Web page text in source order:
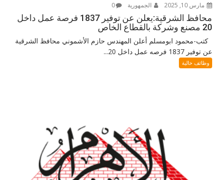
مارس 10, 2025 الجمهورية 0
محافظ الشرقية:يعلن عن توفير 1837 فرصة عمل داخل
20 مصنع وشركة بالقطاع الخاص
كتب-محمود ابومسلم أعلن المهندس حازم الأشموني محافظ الشرقية
عن توفير 1837 فرصه عمل داخل 20...
وظائف خالية